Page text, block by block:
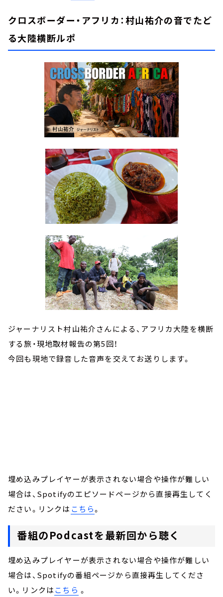
クロスボーダー・アフリカ：村山祐介の音でたど
る大陸横断ルポ
ジャーナリスト村山祐介さんによる、アフリカ大陸を横断
する旅・現地取材報告の第5回！
今回も現地で録音した音声を交えてお送りします。
埋め込みプレイヤーが表示されない場合や操作が難しい
場合は、Spotifyのエピソードページから直接再生してく
ださい。リンクは こちら。
番組のPodcastを最新回から聴く
埋め込みプレイヤーが表示されない場合や操作が難しい
場合は、Spotifyの番組ページから直接再生してくださ
い。リンクはこちら 。